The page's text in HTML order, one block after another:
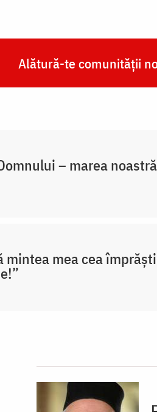
Alătură-te comunității
– marea
mintea mea cea